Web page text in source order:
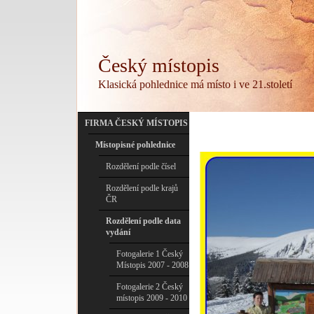
Český místopis
Klasická pohlednice má místo i ve 21.století
FIRMA ČESKÝ MÍSTOPIS
Místopisné pohlednice
Rozdělení podle čísel
Rozdělení podle krajů
ČR
Rozdělení podle data
vydání
Fotogalerie 1 Český
Místopis 2007 - 2008
Fotogalerie 2 Český
místopis 2009 - 2010